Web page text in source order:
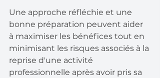
Une approche réfléchie et une
bonne préparation peuvent aider
à maximiser les bénéfices tout en
minimisant les risques associés à la
reprise d'une activité
professionnelle après avoir pris sa